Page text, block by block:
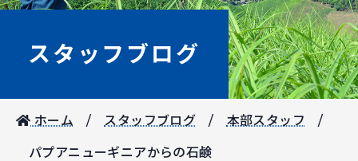
スタッフブログ
ホーム スタッフブログ 本部スタッフ
パプアニューギニアからの石鹸